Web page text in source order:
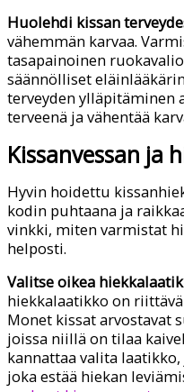
Huolehdi kissan
vähemmän karvaa.
tasapainoinen
säännölliset
terveyden ylläpitäminen
terveenä ja vähentää
Kissanvessan ja
Hyvin hoidettu
kodin puhtaana ja
vinkki, miten varmistat
helposti.
Valitse oikea
hiekkalaatikko on
Monet kissat arvostavat
joissa niillä on tilaa
kannattaa valita
joka estää hiekan